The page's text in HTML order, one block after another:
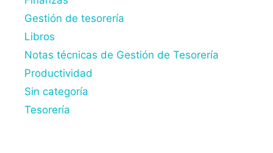
Gestión de tesorería
Libros
Notas técnicas de Gestión de Tesorería
Productividad
Sin categoría
Tesorería